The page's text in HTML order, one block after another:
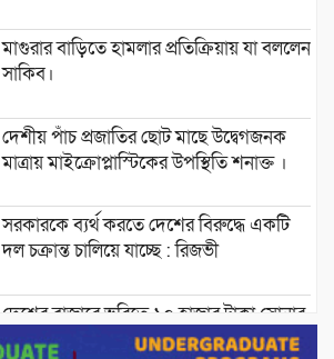
মাগুরার বাড়িতে হামলার প্রতিক্রিয়ায় যা বললেন
সাকিব।
দেশীয় পাঁচ প্রজাতির ছোট মাছে উদ্বেগজনক
মাত্রায় মাইক্রোপ্লাস্টিকের উপস্থিতি শনাক্ত ।
সরকারকে ব্যর্থ করতে দেশের বিরুদ্ধে একটি
দল চক্রান্ত চালিয়ে যাচ্ছে : রিজভী
দেশের বাজারে ভরিতে ১০ হাজার টাকা সোনার
দাম বাড়ানোর ঘোষণা।